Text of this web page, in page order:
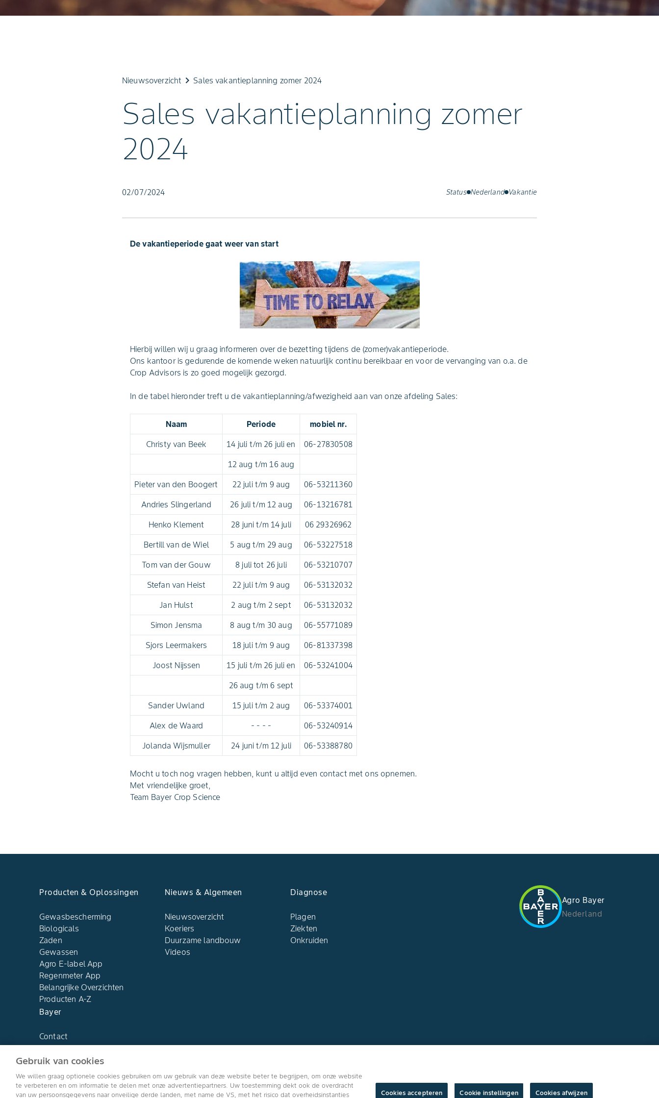
Nieuwsoverzicht keyboard_arrow_right Sales vakantieplanning zomer 2024
Sales vakantieplanning zomer
2024
02/07/2024 Status Nederland Vakantie
De vakantieperiode gaat weer van start
Hierbij willen wij u graag informeren over de bezetting tijdens de (zomer)vakantieperiode.
Ons kantoor is gedurende de komende weken natuurlijk continu bereikbaar en voor de vervanging van o.a. de
Crop Advisors is zo goed mogelijk gezorgd.
In de tabel hieronder treft u de vakantieplanning/afwezigheid aan van onze afdeling Sales:
Naam Periode mobiel nr.
Christy van Beek 14 juli t/m 26 juli en 06-27830508
12 aug t/m 16 aug
Pieter van den Boogert 22 juli t/m 9 aug 06-53211360
Andries Slingerland 26 juli t/m 12 aug 06-13216781
Henko Klement 28 juni t/m 14 juli 06 29326962
Bertill van de Wiel 5 aug t/m 29 aug 06-53227518
Tom van der Gouw 8 juli tot 26 juli 06-53210707
Stefan van Heist 22 juli t/m 9 aug 06-53132032
Jan Hulst 2 aug t/m 2 sept 06-53132032
Simon Jensma 8 aug t/m 30 aug 06-55771089
Sjors Leermakers 18 juli t/m 9 aug 06-81337398
Joost Nijssen 15 juli t/m 26 juli en 06-53241004
26 aug t/m 6 sept
Sander Uwland 15 juli t/m 2 aug 06-53374001
Alex de Waard - - - - 06-53240914
Jolanda Wijsmuller 24 juni t/m 12 juli 06-53388780
Mocht u toch nog vragen hebben, kunt u altijd even contact met ons opnemen.
Met vriendelijke groet,
Team Bayer Crop Science
Producten & Oplossingen
Gewasbescherming
Biologicals
Zaden
Gewassen
Agro E-label App
Regenmeter App
Belangrijke Overzichten
Producten A-Z
Nieuws & Algemeen
Nieuwsoverzicht
Koeriers
Duurzame landbouw
Videos
Diagnose
Plagen
Ziekten
Onkruiden
Bayer
Contact
Over ons
Agro Bayer
Nederland
Volg ons
Gebruik van cookies
We willen graag optionele cookies gebruiken om uw gebruik van deze website beter te begrijpen, om onze website
te verbeteren en om informatie te delen met onze advertentiepartners. Uw toestemming dekt ook de overdracht
van uw persoonsgegevens naar onveilige derde landen, met name de VS, met het risico dat overheidsinstanties
Cookie instellingen Cookies afwijzen
Cookies accepteren